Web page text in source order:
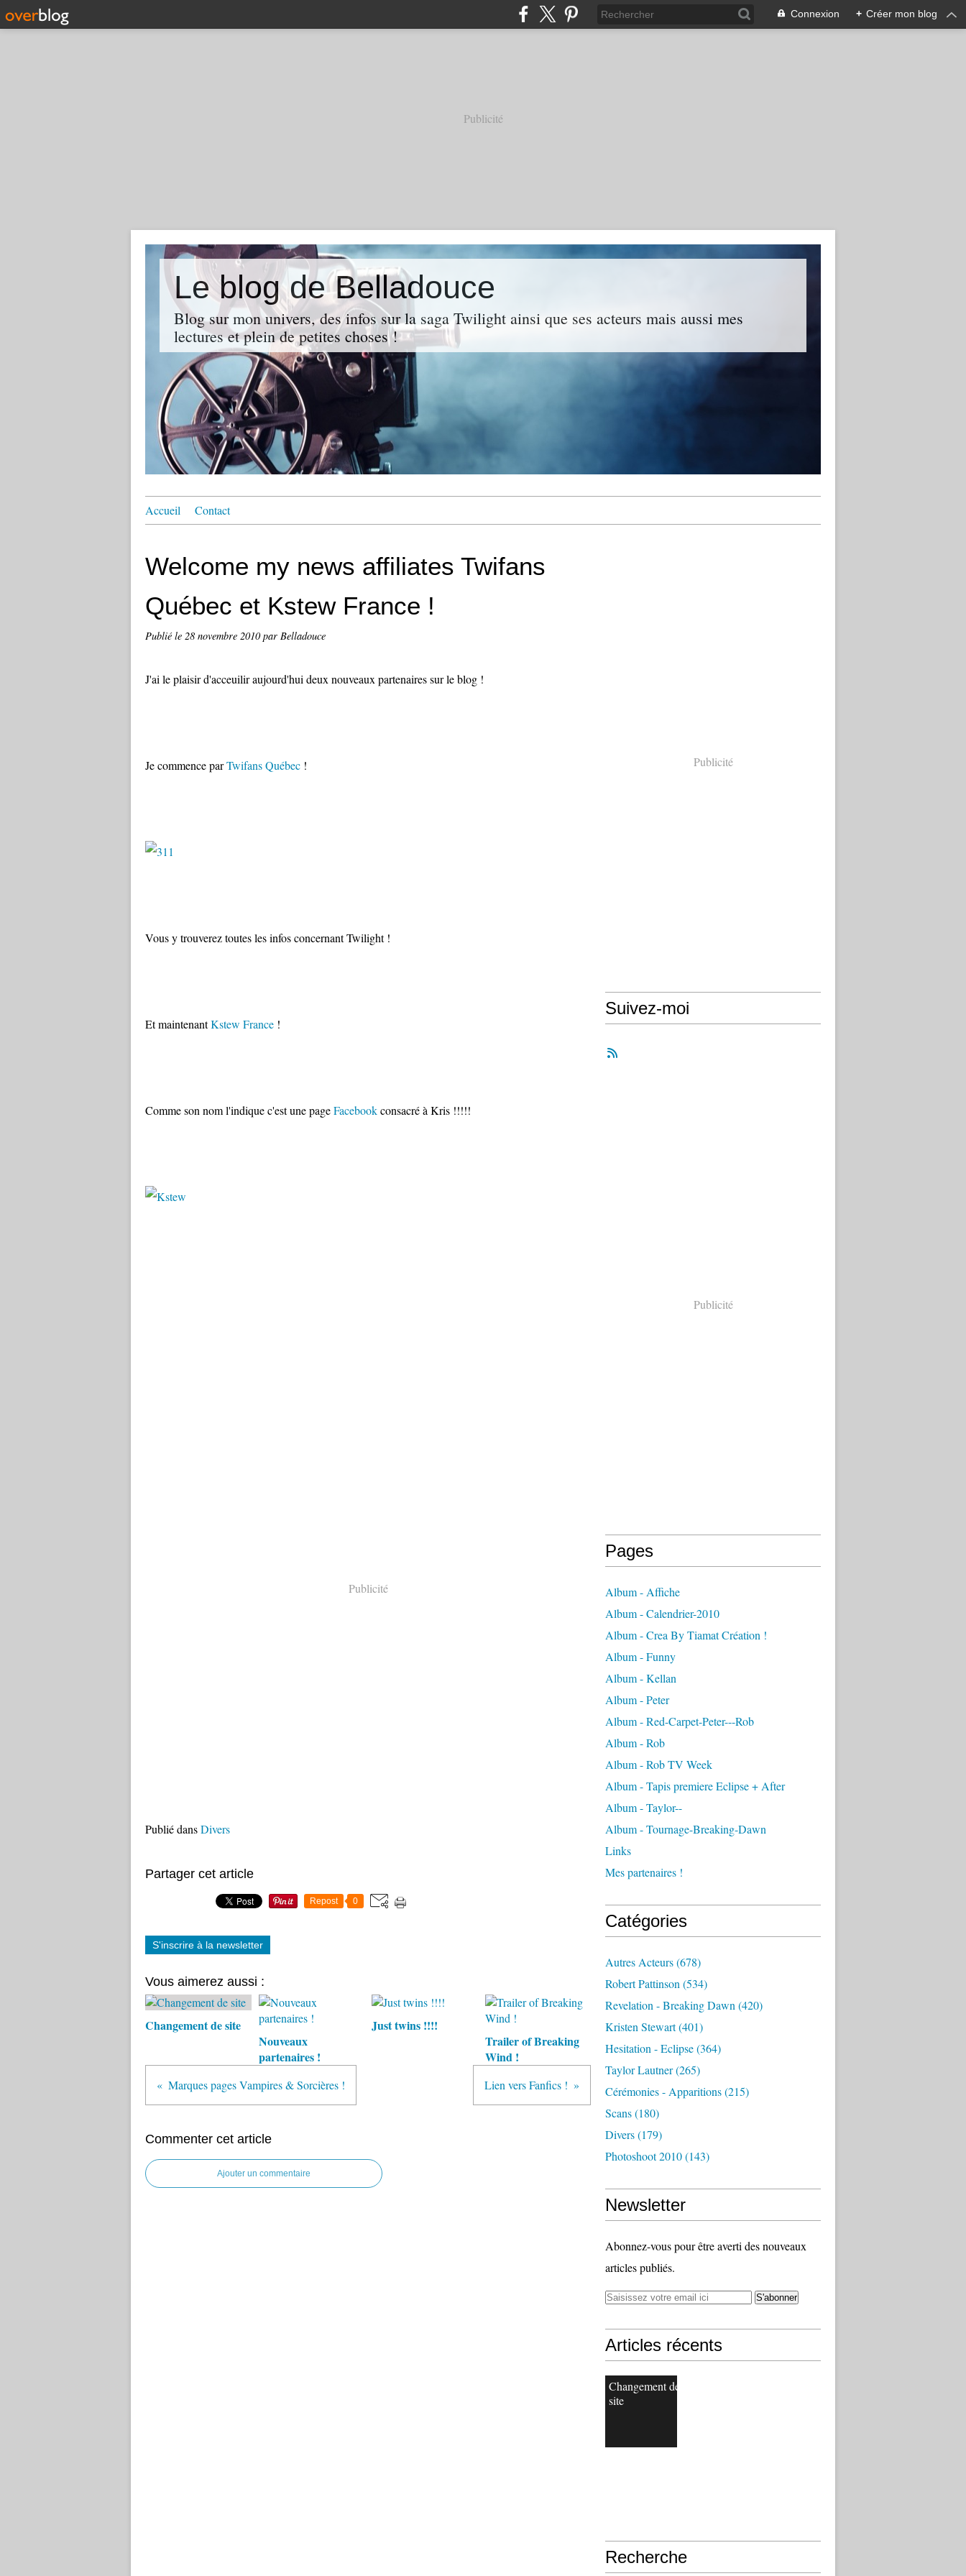
Connexion + Créer mon blog
Publicité
Le blog de Belladouce
Blog sur mon univers, des infos sur la saga Twilight ainsi que ses acteurs mais aussi mes
lectures et plein de petites choses !
Accueil Contact
Welcome my news affiliates Twifans
Québec et Kstew France !
Publié le 28 novembre 2010par Belladouce
J'ai le plaisir d'acceuilir aujourd'hui deux nouveaux partenaires sur le blog !
Je commence parTwifans Québec !
Vous y trouverez toutes les infos concernant Twilight !
Et maintenantKstew France !
Comme son nom l'indique c'est une pageFacebookconsacré à Kris !!!!!
Publicité
Publié dansDivers
Partager cet article
Repost 0
S'inscrire à la newsletter
Vous aimerez aussi :
Changement de site
Nouveaux
partenaires !
Just twins !!!!
Trailer of Breaking
Wind !
Marques pages Vampires & Sorcières ! Lien vers Fanfics !
Commenter cet article
Ajouter un commentaire
Publicité
Suivez-moi
Publicité
Pages
Album - Affiche
Album - Calendrier-2010
Album - Crea By Tiamat Création !
Album - Funny
Album - Kellan
Album - Peter
Album - Red-Carpet-Peter---Rob
Album - Rob
Album - Rob TV Week
Album - Tapis premiere Eclipse + After
Album - Taylor--
Album - Tournage-Breaking-Dawn
Links
Mes partenaires !
Catégories
Autres Acteurs(678)
Robert Pattinson (534)
Revelation - Breaking Dawn (420)
Kristen Stewart(401)
Hesitation - Eclipse(364)
Taylor Lautner(265)
Cérémonies - Apparitions(215)
Scans(180)
Divers(179)
Photoshoot 2010(143)
Newsletter
Abonnez-vous pour être averti des nouveaux
articles publiés.
Articles récents
Changement de
site
Recherche